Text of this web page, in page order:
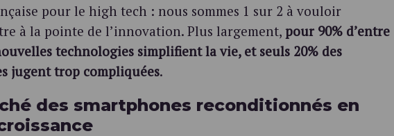
pour le high tech : nous sommes 1 sur 2 à vouloir
à la pointe de l’innovation. Plus largement, pour 90% d’entre
technologies simplifient la vie, et seuls 20% des
jugent trop compliquées.
des smartphones reconditionnés en